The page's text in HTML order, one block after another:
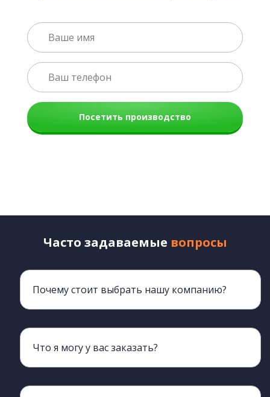
Посетить производство
Часто задаваемые вопросы
Почему стоит выбрать нашу компанию?
Что я могу у вас заказать?